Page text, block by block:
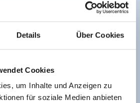
Details Über Cookies
Cookies
um Inhalte und Anzeigen zu
für soziale Medien anbieten